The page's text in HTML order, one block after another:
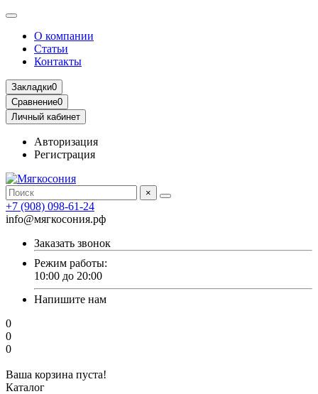
О компании
Статьи
Контакты
Закладки0
Сравнение0
Личный кабинет
Авторизация
Регистрация
×
+7 (908) 098-61-24
info@мягкосония.рф
Заказать звонок
Режим работы:
10:00 до 20:00
Напишите нам
0
0
0
Ваша корзина пуста!
Каталог